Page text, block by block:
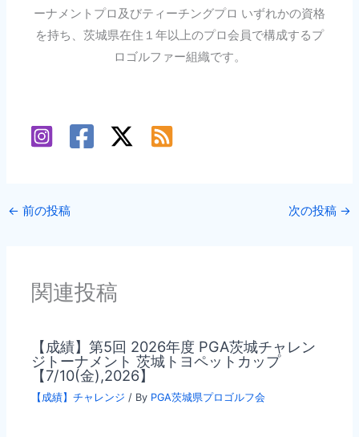
ーナメントプロ及びティーチングプロ いずれかの資格
を持ち、茨城県在住１年以上のプロ会員で構成するプ
ロゴルファー組織です。
← 前の投稿 次の投稿 →
関連投稿
【成績】第5回 2026年度 PGA茨城チャレン
ジトーナメント 茨城トヨペットカップ
【7/10(金),2026】
【成績】チャレンジ / By PGA茨城県プロゴルフ会